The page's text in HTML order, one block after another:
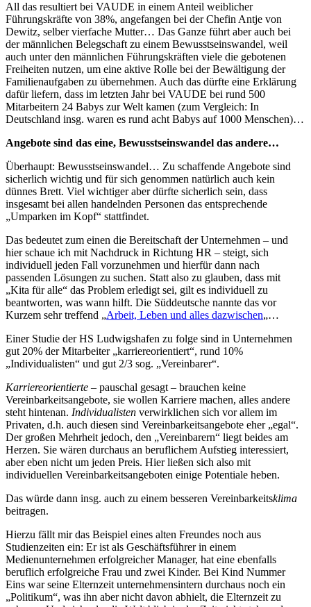
All das resultiert bei VAUDE in einem Anteil weiblicher
Führungskräfte von 38%, angefangen bei der Chefin Antje von
Dewitz, selber vierfache Mutter… Das Ganze führt aber auch bei
der männlichen Belegschaft zu einem Bewusstseinswandel, weil
auch unter den männlichen Führungskräften viele die gebotenen
Freiheiten nutzen, um eine aktive Rolle bei der Bewältigung der
Familienaufgaben zu übernehmen. Auch das dürfte eine Erklärung
dafür liefern, dass im letzten Jahr bei VAUDE bei rund 500
Mitarbeitern 24 Babys zur Welt kamen (zum Vergleich: In
Deutschland insg. waren es rund acht Babys auf 1000 Menschen)…
Angebote sind das eine, Bewusstseinswandel das andere…
Überhaupt: Bewusstseinswandel… Zu schaffende Angebote sind
sicherlich wichtig und für sich genommen natürlich auch kein
dünnes Brett. Viel wichtiger aber dürfte sicherlich sein, dass
insgesamt bei allen handelnden Personen das entsprechende
„Umparken im Kopf“ stattfindet.
Das bedeutet zum einen die Bereitschaft der Unternehmen – und
hier schaue ich mit Nachdruck in Richtung HR – steigt, sich
individuell jeden Fall vorzunehmen und hierfür dann nach
passenden Lösungen zu suchen. Statt also zu glauben, dass mit
„Kita für alle“ das Problem erledigt sei, gilt es individuell zu
beantworten, was wann hilft. Die Süddeutsche nannte das vor
Kurzem sehr treffend „Arbeit, Leben und alles dazwischen„…
Einer Studie der HS Ludwigshafen zu folge sind in Unternehmen
gut 20% der Mitarbeiter „karriereorientiert“, rund 10%
„Individualisten“ und gut 2/3 sog. „Vereinbarer“.
Karriereorientierte – pauschal gesagt – brauchen keine
Vereinbarkeitsangebote, sie wollen Karriere machen, alles andere
steht hintenan. Individualisten verwirklichen sich vor allem im
Privaten, d.h. auch diesen sind Vereinbarkeitsangebote eher „egal“.
Der großen Mehrheit jedoch, den „Vereinbarern“ liegt beides am
Herzen. Sie wären durchaus an beruflichem Aufstieg interessiert,
aber eben nicht um jeden Preis. Hier ließen sich also mit
individuellen Vereinbarkeitsangeboten einige Potentiale heben.
Das würde dann insg. auch zu einem besseren Vereinbarkeitsklima
beitragen.
Hierzu fällt mir das Beispiel eines alten Freundes noch aus
Studienzeiten ein: Er ist als Geschäftsführer in einem
Medienunternehmen erfolgreicher Manager, hat eine ebenfalls
beruflich erfolgreiche Frau und zwei Kinder. Bei Kind Nummer
Eins war seine Elternzeit unternehmensintern durchaus noch ein
„Politikum“, was ihn aber nicht davon abhielt, die Elternzeit zu